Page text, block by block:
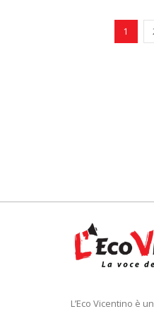
1
L’Eco Vicentino è